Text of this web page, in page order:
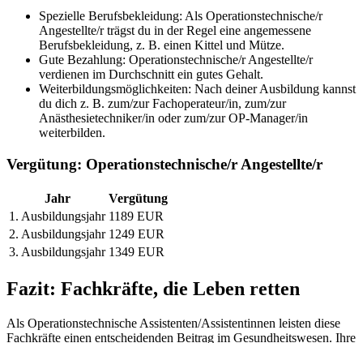
Spezielle Berufsbekleidung: Als Operationstechnische/r
Angestellte/r trägst du in der Regel eine angemessene
Berufsbekleidung, z. B. einen Kittel und Mütze.
Gute Bezahlung: Operationstechnische/r Angestellte/r
verdienen im Durchschnitt ein gutes Gehalt.
Weiterbildungsmöglichkeiten: Nach deiner Ausbildung kannst
du dich z. B. zum/zur Fachoperateur/in, zum/zur
Anästhesietechniker/in oder zum/zur OP-Manager/in
weiterbilden.
Vergütung: Operationstechnische/r Angestellte/r
Jahr
Vergütung
1. Ausbildungsjahr 1189 EUR
2. Ausbildungsjahr 1249 EUR
3. Ausbildungsjahr 1349 EUR
Fazit: Fachkräfte, die Leben retten
Als Operationstechnische Assistenten/Assistentinnen leisten diese
Fachkräfte einen entscheidenden Beitrag im Gesundheitswesen. Ihre